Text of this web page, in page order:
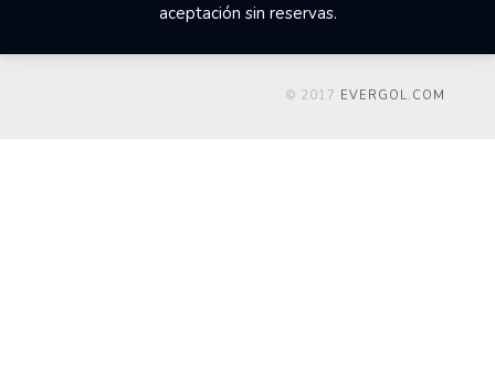
aceptación sin reservas.
© 2017 EVERGOL.COM